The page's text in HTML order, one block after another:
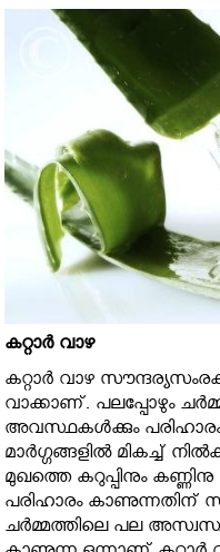
കറ്റാര്‍ വാഴ
കറ്റാര്‍ വാഴ
വാക്കാണ്. പലപ്പോഴും
അവസ്ഥകള്‍ക്കും
മാര്‍ഗ്ഗങ്ങളില്‍ മികച്ച്
മുഖത്തെ കറുപ്പിനും
പരിഹാരം കാണുന്നതിന്
ചര്‍മ്മത്തിലെ പല